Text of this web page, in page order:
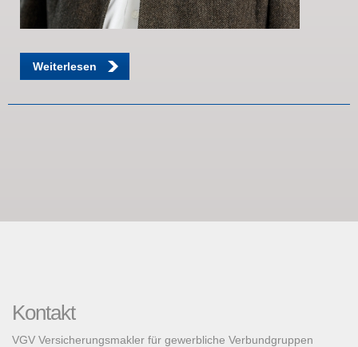
Weiterlesen
Kontakt
VGV Versicherungsmakler für gewerbliche Verbundgruppen